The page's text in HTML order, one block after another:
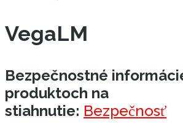
VegaLM
Bezpečnostné
produktoch na
stiahnutie: Bezpečnosť